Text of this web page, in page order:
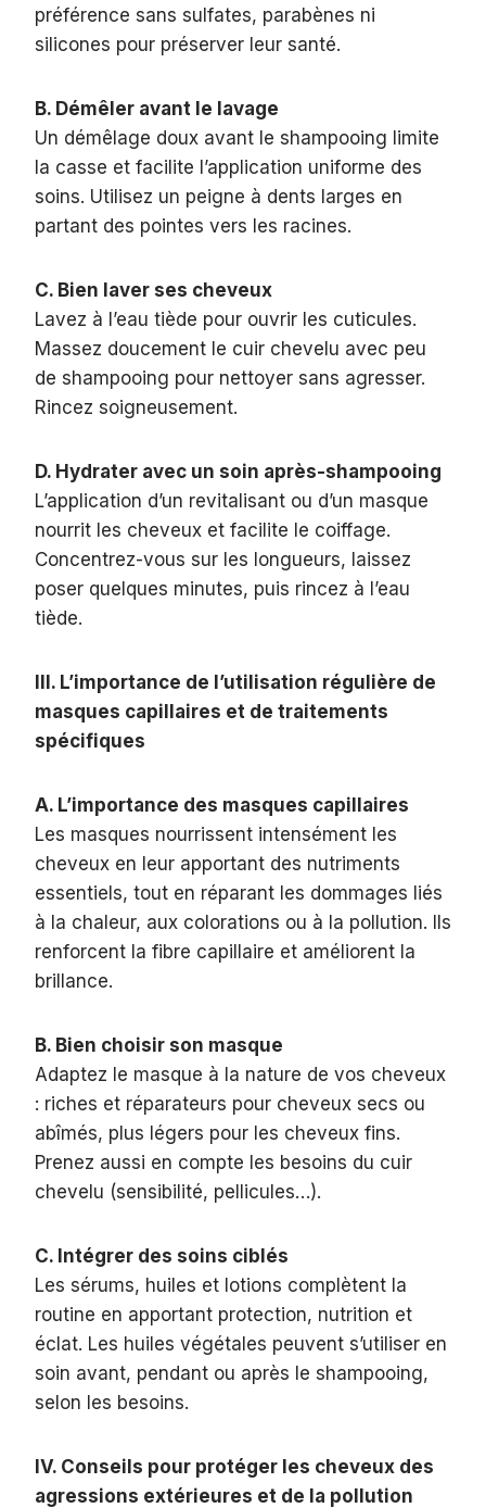
préférence sans sulfates, parabènes ni
silicones pour préserver leur santé.
B. Démêler avant le lavage
Un démêlage doux avant le shampooing limite
la casse et facilite l’application uniforme des
soins. Utilisez un peigne à dents larges en
partant des pointes vers les racines.
C. Bien laver ses cheveux
Lavez à l’eau tiède pour ouvrir les cuticules.
Massez doucement le cuir chevelu avec peu
de shampooing pour nettoyer sans agresser.
Rincez soigneusement.
D. Hydrater avec un soin après-shampooing
L’application d’un revitalisant ou d’un masque
nourrit les cheveux et facilite le coiffage.
Concentrez-vous sur les longueurs, laissez
poser quelques minutes, puis rincez à l’eau
tiède.
III. L’importance de l’utilisation régulière de
masques capillaires et de traitements
spécifiques
A. L’importance des masques capillaires
Les masques nourrissent intensément les
cheveux en leur apportant des nutriments
essentiels, tout en réparant les dommages liés
à la chaleur, aux colorations ou à la pollution. Ils
renforcent la fibre capillaire et améliorent la
brillance.
B. Bien choisir son masque
Adaptez le masque à la nature de vos cheveux
: riches et réparateurs pour cheveux secs ou
abîmés, plus légers pour les cheveux fins.
Prenez aussi en compte les besoins du cuir
chevelu (sensibilité, pellicules…).
C. Intégrer des soins ciblés
Les sérums, huiles et lotions complètent la
routine en apportant protection, nutrition et
éclat. Les huiles végétales peuvent s’utiliser en
soin avant, pendant ou après le shampooing,
selon les besoins.
IV. Conseils pour protéger les cheveux des
agressions extérieures et de la pollution